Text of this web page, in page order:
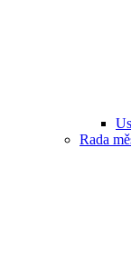
Rada